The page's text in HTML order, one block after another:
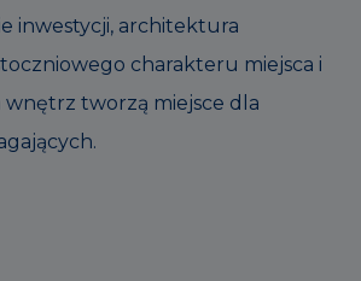
inwestycji, architektura
charakteru miejsca i
wnętrz tworzą miejsce dla